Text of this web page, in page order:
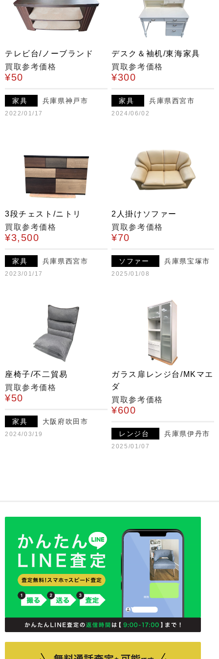
テレビ台/ノーブランド
買取参考価格
¥50
家具 兵庫県神戸市
2022/01/17
デスク＆袖机/東海家具
買取参考価格
¥300
家具 兵庫県西宮市
2024/06/02
3段チェスト/ニトリ
買取参考価格
¥3,500
家具 兵庫県西宮市
2023/01/17
2人掛けソファー
買取参考価格
¥70
ソファー 兵庫県宝塚市
2025/01/08
座椅子/不二貿易
買取参考価格
¥50
家具 大阪府吹田市
2024/03/19
ガラス扉レンジ台/MKマエ
ダ
買取参考価格
¥600
レンジ台 兵庫県伊丹市
2025/01/07